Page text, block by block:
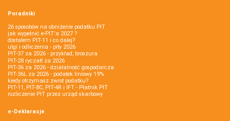
Poradniki
26 sposobów na obniżenie podatku PIT
jak wypełnić e-PIT'a 2027 ?
dostałem PIT-11 i co dalej?
ulgi i odliczenia - pity 2026
PIT-37 za 2026 - przykład, broszura
PIT-28 ryczałt za 2026
PIT-36 za 2026 - działalność gospodarcza
PIT-36L za 2026 - podatek liniowy 19%
kiedy otrzymasz zwrot podatku?
PIT-11, PIT-8C, PIT-4R i IFT - Płatnik PIT
rozliczenie PIT przez urząd skarbowy
e-Deklaracje